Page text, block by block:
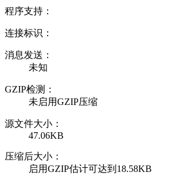
程序支持：
连接标识：
消息发送：
未知
GZIP检测：
未启用GZIP压缩
源文件大小：
47.06KB
压缩后大小：
启用GZIP估计可达到18.58KB